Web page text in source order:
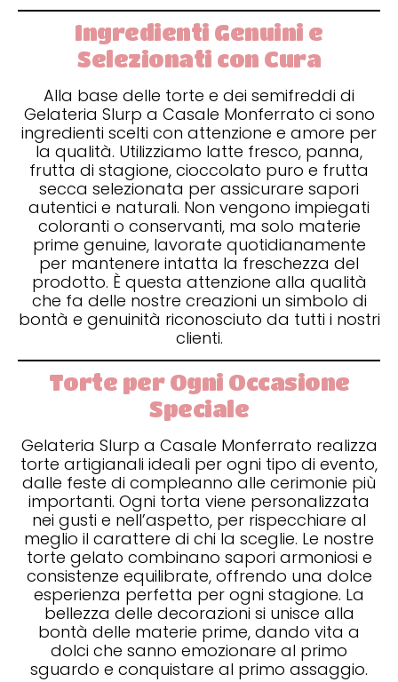
Ingredienti Genuini e
Selezionati con Cura
Alla base delle torte e dei semifreddi di
Gelateria Slurp a Casale Monferrato ci sono
ingredienti scelti con attenzione e amore per
la qualità. Utilizziamo latte fresco, panna,
frutta di stagione, cioccolato puro e frutta
secca selezionata per assicurare sapori
autentici e naturali. Non vengono impiegati
coloranti o conservanti, ma solo materie
prime genuine, lavorate quotidianamente
per mantenere intatta la freschezza del
prodotto. È questa attenzione alla qualità
che fa delle nostre creazioni un simbolo di
bontà e genuinità riconosciuto da tutti i nostri
clienti.
Torte per Ogni Occasione
Speciale
Gelateria Slurp a Casale Monferrato realizza
torte artigianali ideali per ogni tipo di evento,
dalle feste di compleanno alle cerimonie più
importanti. Ogni torta viene personalizzata
nei gusti e nell’aspetto, per rispecchiare al
meglio il carattere di chi la sceglie. Le nostre
torte gelato combinano sapori armoniosi e
consistenze equilibrate, offrendo una dolce
esperienza perfetta per ogni stagione. La
bellezza delle decorazioni si unisce alla
bontà delle materie prime, dando vita a
dolci che sanno emozionare al primo
sguardo e conquistare al primo assaggio.